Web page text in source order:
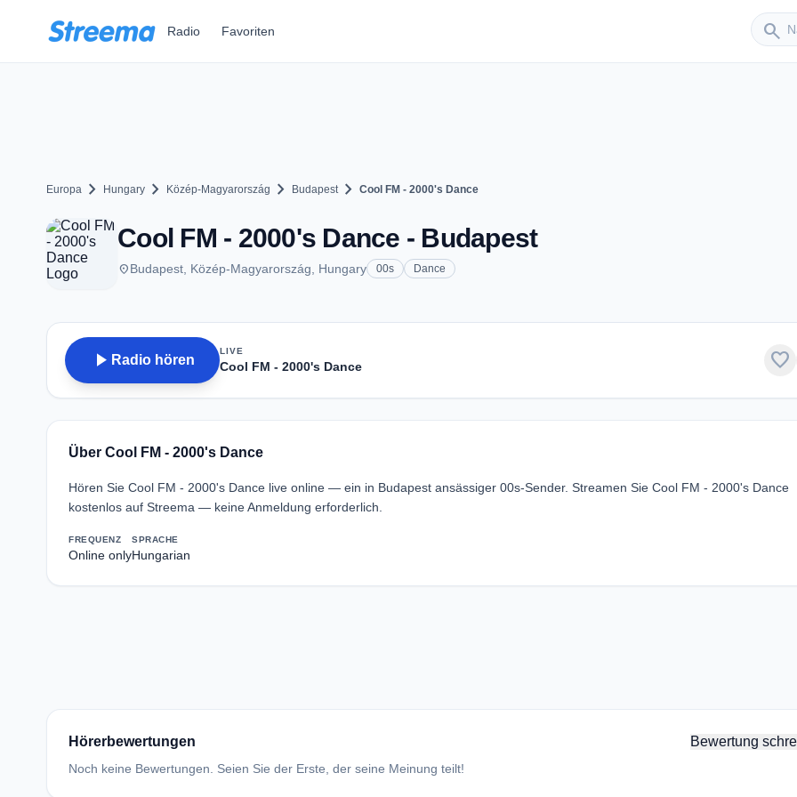
Radio Favoriten search
Europa chevron_right Hungary chevron_right Közép-Magyarország chevron_right Budapestchevron_right Cool FM - 2000's Dance
Cool FM - 2000's Dance - Budapest
placeBudapest, Közép-Magyarország, Hungary 00s Dance
play_arrow Radio hören
LIVE
Cool FM - 2000's Dance favorite
Über Cool FM - 2000's Dance
Hören Sie Cool FM - 2000's Dance live online — ein in Budapest ansässiger 00s-Sender. Streamen Sie Cool FM - 2000's Dance
kostenlos auf Streema — keine Anmeldung erforderlich.
FREQUENZ
Online only
SPRACHE
Hungarian
Hörerbewertungen Bewertung
Noch keine Bewertungen. Seien Sie der Erste, der seine Meinung teilt!